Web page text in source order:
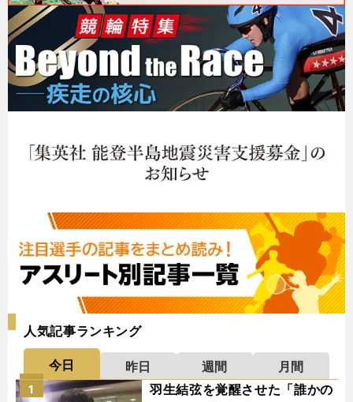
人気記事ランキング
今日 昨日 週間
月間
羽生結弦を覚醒させた「誰かの
1